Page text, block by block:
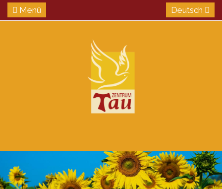
Menü Deutsch